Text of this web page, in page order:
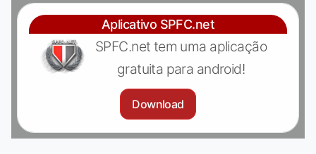
Aplicativo SPFC.net
SPFC.net tem uma aplicação
gratuita para android!
Download